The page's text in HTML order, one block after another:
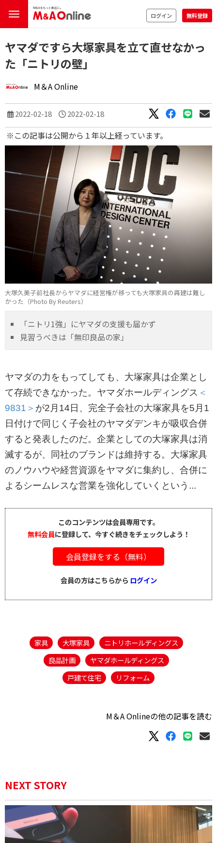
ログイン 無料登録
ヤマダですら大塚家具を立て直せなかっ
た「ニトリの壁」
M＆A Online
2022-02-18 2022-02-18
※この記事は公開から１年以上経っています。
大塚久美子前社長からヤマダに経営権が移っても大塚家具の再建は難し
かった（Photo By Reuters）
「ニトリ1強」にヤマダの支援も届かず
見習うべきは「無印良品の家」
ヤマダの力をもってしても、大塚家具は企業とし
て存続できなかった。ヤマダホールディングス ＜
9831＞ が2月14日、完全子会社の大塚家具を5月1
日付けで同じく子会社のヤマダデンキが吸収合併
すると発表したのだ。企業としての大塚家具は消
滅するが、同社のブランドは維持する。大塚家具
のノウハウや経営資源をヤマダに集約し、合併に
よるシームレスな営業を強化していくという...
このコンテンツは会員専用です。
無料会員に登録して、今すぐ続きをチェックしよう！
会員登録をする（無料）
会員の方はこちらから ログイン
家具 大塚家具
ニトリホールディングス
良品計画
ヤマダホールディングス
戸建て住宅
リフォーム
M＆A Onlineの他の記事を読む
NEXT STORY